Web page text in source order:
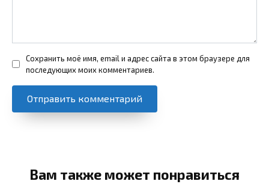
Сохранить моё имя, email и адрес сайта в этом браузере для
последующих моих комментариев.
Вам также может понравиться